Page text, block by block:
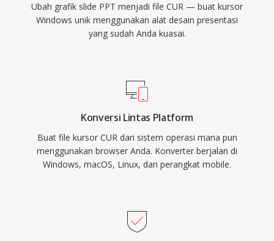
Ubah grafik slide PPT menjadi file CUR — buat kursor
Windows unik menggunakan alat desain presentasi
yang sudah Anda kuasai.
Konversi Lintas Platform
Buat file kursor CUR dari sistem operasi mana pun
menggunakan browser Anda. Konverter berjalan di
Windows, macOS, Linux, dan perangkat mobile.